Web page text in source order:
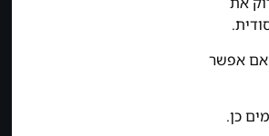
אפשר
כן.